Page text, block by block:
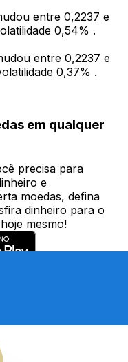
entre 0,2237 e
0,54% .
entre 0,2237 e
0,37% .
em qualquer
precisa para
e
moedas, defina
dinheiro para o
mesmo!